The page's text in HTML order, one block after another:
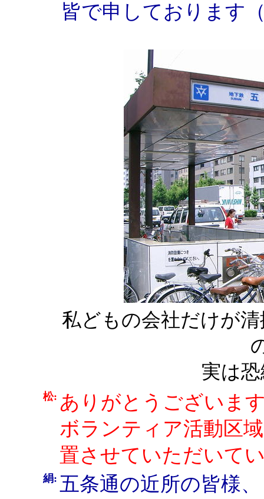
皆で申しております
私どもの会社だけが
実は
松: ありがとうございま
ボランティア活動区
置させていただいて
絹: 五条通の近所の皆様